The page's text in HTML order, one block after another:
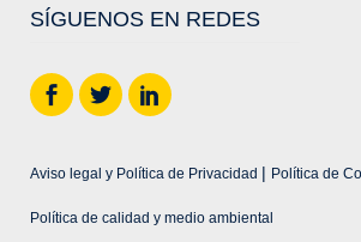
SÍGUENOS EN REDES
Aviso legal y Política de Privacidad | Política de
Política de calidad y medio ambiental